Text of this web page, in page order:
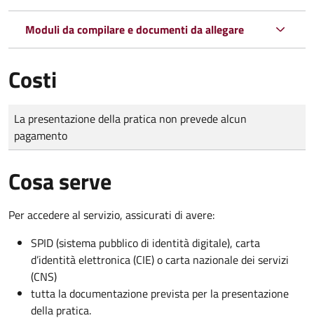
Moduli da compilare e documenti da allegare
Costi
Tipo di pagamento
Importo
La presentazione della pratica non prevede alcun
pagamento
Cosa serve
Per accedere al servizio, assicurati di avere:
SPID (sistema pubblico di identità digitale), carta
d’identità elettronica (CIE) o carta nazionale dei servizi
(CNS)
tutta la documentazione prevista per la presentazione
della pratica.